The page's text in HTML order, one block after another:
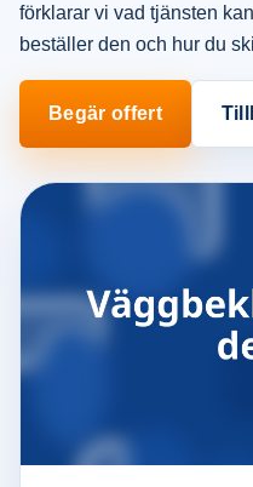
förklarar vi vad tjänsten
beställer den och hur du
Begär offert